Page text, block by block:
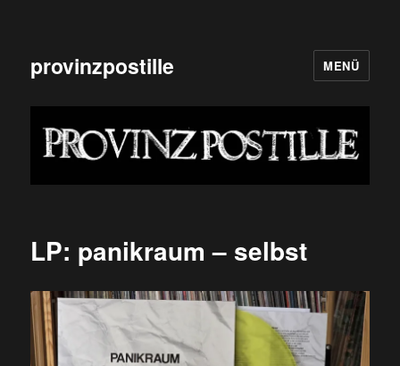
provinzpostille MENÜ
LP: panikraum – selbst